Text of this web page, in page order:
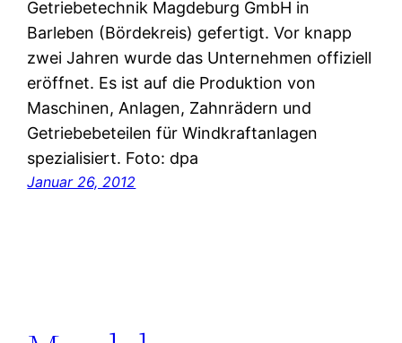
Getriebetechnik Magdeburg GmbH in
Barleben (Bördekreis) gefertigt. Vor knapp
zwei Jahren wurde das Unternehmen offiziell
eröffnet. Es ist auf die Produktion von
Maschinen, Anlagen, Zahnrädern und
Getriebebeteilen für Windkraftanlagen
spezialisiert. Foto: dpa
Januar 26, 2012